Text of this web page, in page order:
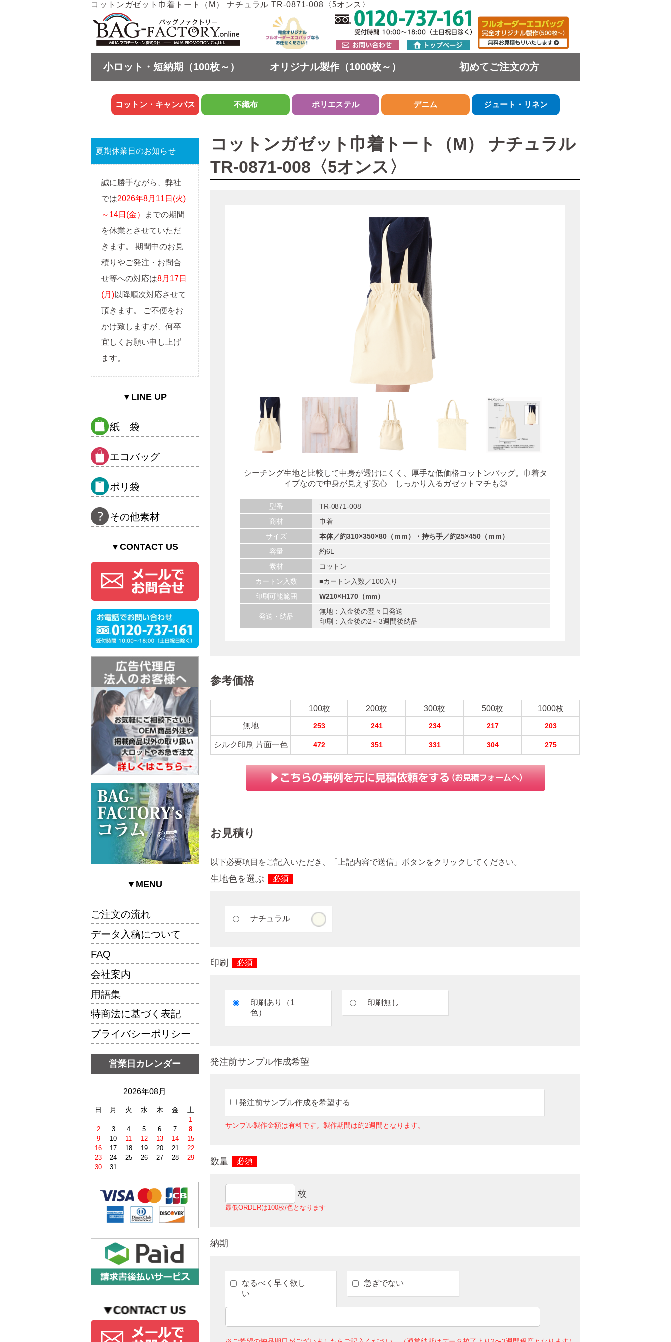
コットンガゼット巾着トート（M） ナチュラル TR-0871-008〈5オンス〉
小ロット・短納期（100枚～）
コットン・キャンバス 不織布 ポリエステル デニム ジュート・リネン
オリジナル製作（1000枚～） 初めてご注文の方
コットンガゼット巾着トート（M） ナチュラル
TR-0871-008〈5オンス〉
シーチング生地と比較して中身が透けにくく、厚手な低価格コットンバッグ。巾着タ
イプなので中身が見えず安心 しっかり入るガゼットマチも◎
型番
TR-0871-008
商材
巾着
サイズ
本体／約310×350×80（ｍｍ）・持ち手／約25×450（ｍｍ）
容量
約6L
素材
コットン
カートン入数
■カートン入数／100入り
印刷可能範囲
W210×H170（mm）
発送・納品
無地：入金後の翌々日発送
印刷：入金後の2～3週間後納品
参考価格
100枚 200枚 300枚 500枚
1000枚
無地
253 241 234 217 203
シルク印刷 片面一色 472 351 331 304 275
お見積り
以下必要項目をご記入いただき、「上記内容で送信」ボタンをクリックしてください。
生地色を選ぶ 必須
ナチュラル
印刷 必須
印刷あり（1
色）
印刷無し
発注前サンプル作成希望
発注前サンプル作成を希望する
サンプル製作金額は有料です。製作期間は約2週間となります。
数量 必須
枚
最低ORDERは100枚/色となります
納期
なるべく早く欲し
い
急ぎでない
夏期休業日のお知らせ
誠に勝手ながら、弊社
では2026年8月11日(火)
～14日(金）
までの期間
を休業とさせていただ
きます。 期間中のお見
積りやご発注・お問合
せ等への対応は8月17日
(月)以降順次対応させて
頂きます。 ご不便をお
かけ致しますが、何卒
宜しくお願い申し上げ
ます。
▼LINE UP
紙 袋
エコバッグ
ポリ袋
その他素材
▼CONTACT US
▼MENU
ご注文の流れ
データ入稿について
FAQ
会社案内
用語集
特商法に基づく表記
プライバシーポリシー
営業日カレンダー
2026年08月
日 月 火 水 木 金 土
1
2
3 4 5 6 7
8
9
10 11 12 13 14
15
16
17 18 19 20 21
22
23
24 25 26 27 28
29
30
31